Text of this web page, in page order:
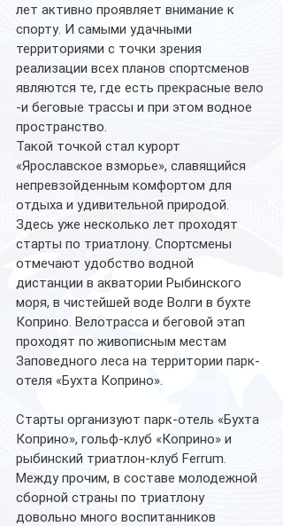
лет активно проявляет внимание к
спорту. И самыми удачными
территориями с точки зрения
реализации всех планов спортсменов
являются те, где есть прекрасные вело
-и беговые трассы и при этом водное
пространство.
Такой точкой стал курорт
«Ярославское взморье», славящийся
непревзойденным комфортом для
отдыха и удивительной природой.
Здесь уже несколько лет проходят
старты по триатлону. Спортсмены
отмечают удобство водной
дистанции в акватории Рыбинского
моря, в чистейшей воде Волги в бухте
Коприно. Велотрасса и беговой этап
проходят по живописным местам
Заповедного леса на территории парк-
отеля «Бухта Коприно».
Старты организуют парк-отель «Бухта
Коприно», гольф-клуб «Коприно» и
рыбинский триатлон-клуб Ferrum.
Между прочим, в составе молодежной
сборной страны по триатлону
довольно много воспитанников